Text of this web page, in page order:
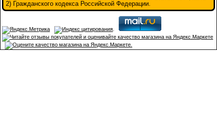
2) Гражданского кодекса Российской Федерации.